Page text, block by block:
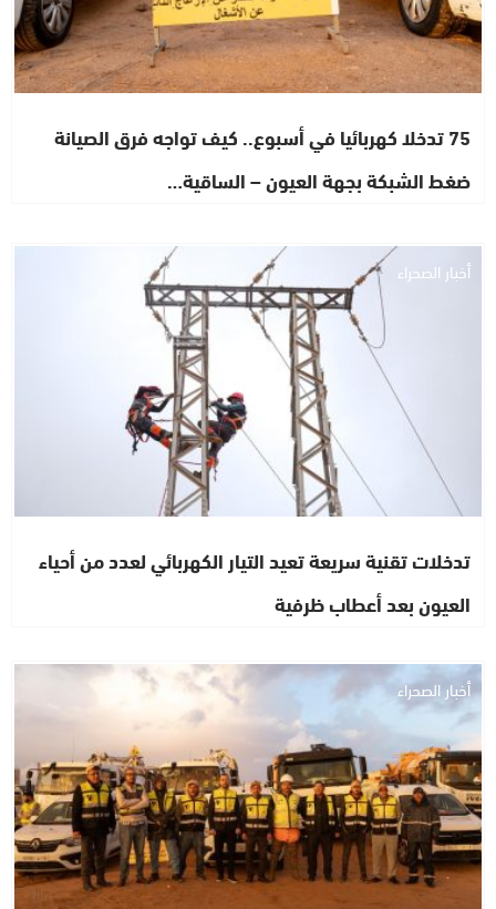
75 تدخلا كهربائيا في أسبوع.. كيف تواجه فرق الصيانة
ضغط الشبكة بجهة العيون – الساقية…
أخبار الصحراء
تدخلات تقنية سريعة تعيد التيار الكهربائي لعدد من أحياء
العيون بعد أعطاب ظرفية
أخبار الصحراء